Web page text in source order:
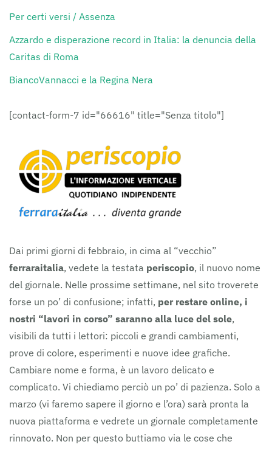
Per certi versi / Assenza
Azzardo e disperazione record in Italia: la denuncia della
Caritas di Roma
BiancoVannacci e la Regina Nera
[contact-form-7 id="66616" title="Senza titolo"]
Dai primi giorni di febbraio, in cima al “vecchio”
ferraraitalia, vedete la testata periscopio, il nuovo nome
del giornale. Nelle prossime settimane, nel sito troverete
forse un po’ di confusione; infatti, per restare online, i
nostri “lavori in corso” saranno alla luce del sole,
visibili da tutti i lettori: piccoli e grandi cambiamenti,
prove di colore, esperimenti e nuove idee grafiche.
Cambiare nome e forma, è un lavoro delicato e
complicato. Vi chiediamo perciò un po’ di pazienza. Solo a
marzo (vi faremo sapere il giorno e l’ora) sarà pronta la
nuova piattaforma e vedrete un giornale completamente
rinnovato. Non per questo buttiamo via le cose che